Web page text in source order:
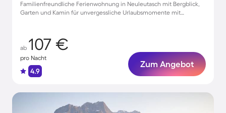
Familienfreundliche Ferienwohnung in Neuleutasch mit Bergblick,
Garten und Kamin für unvergessliche Urlaubsmomente mit
ab 107 €
pro Nacht
4.9
Zum Angebot